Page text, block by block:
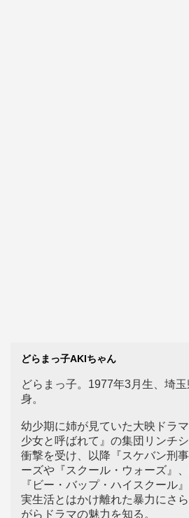
どらまっ子AKIちゃん
どらまっ子。1977年3月生、埼玉
身。
幼少期に姉が見ていた大映ドラ
少女と呼ばれて』の集団リンチ
衝撃を受け、以降『スケバン刑
ーズや『スクール・ウォーズ』
『ビー・バップ・ハイスクール
実生活とはかけ離れた暴力にさ
がらドラマの魅力を知る。